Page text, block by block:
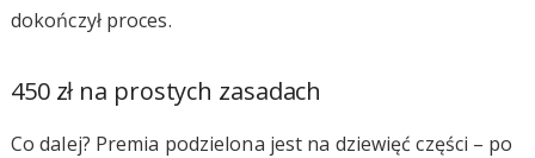
dokończył proces.
450 zł na prostych zasadach
Co dalej? Premia podzielona jest na dziewięć części – po